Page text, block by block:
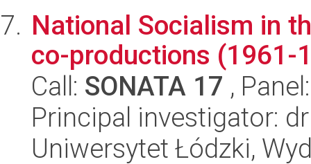
National Socialism in
co-productions (1961-
Call: SONATA 17 ,
Principal investigator:
Uniwersytet Łódzki,